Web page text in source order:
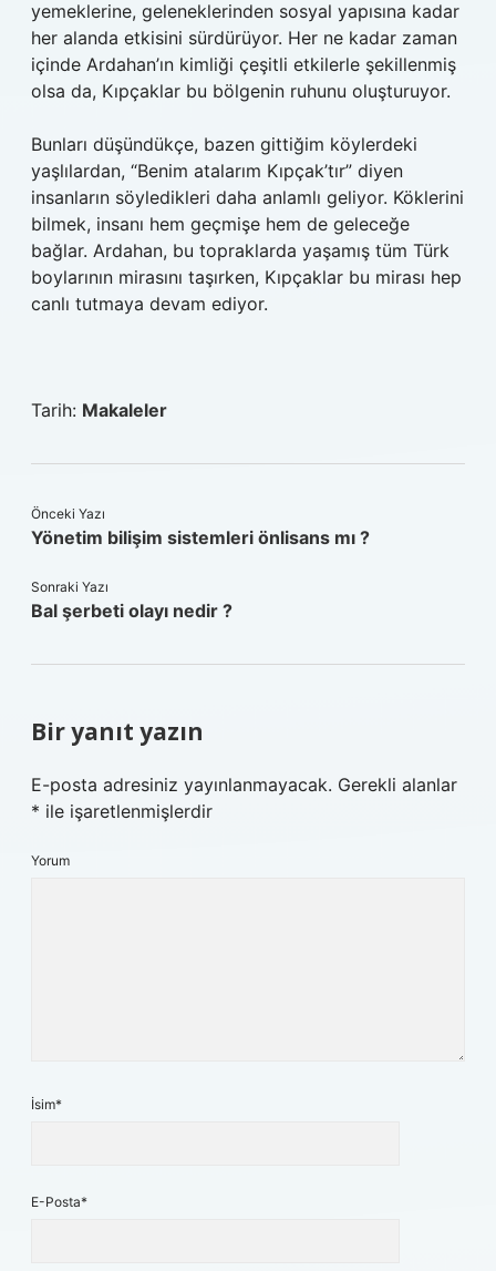
yemeklerine, geleneklerinden sosyal yapısına kadar
her alanda etkisini sürdürüyor. Her ne kadar zaman
içinde Ardahan’ın kimliği çeşitli etkilerle şekillenmiş
olsa da, Kıpçaklar bu bölgenin ruhunu oluşturuyor.
Bunları düşündükçe, bazen gittiğim köylerdeki
yaşlılardan, “Benim atalarım Kıpçak’tır” diyen
insanların söyledikleri daha anlamlı geliyor. Köklerini
bilmek, insanı hem geçmişe hem de geleceğe
bağlar. Ardahan, bu topraklarda yaşamış tüm Türk
boylarının mirasını taşırken, Kıpçaklar bu mirası hep
canlı tutmaya devam ediyor.
Tarih: Makaleler
Önceki Yazı
Yönetim bilişim sistemleri önlisans mı ?
Sonraki Yazı
Bal şerbeti olayı nedir ?
Bir yanıt yazın
E-posta adresiniz yayınlanmayacak. Gerekli alanlar
* ile işaretlenmişlerdir
Yorum
İsim*
E-Posta*